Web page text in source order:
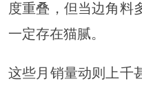
度重叠，但当边角料
一定存在猫腻。
这些月销量动则上千